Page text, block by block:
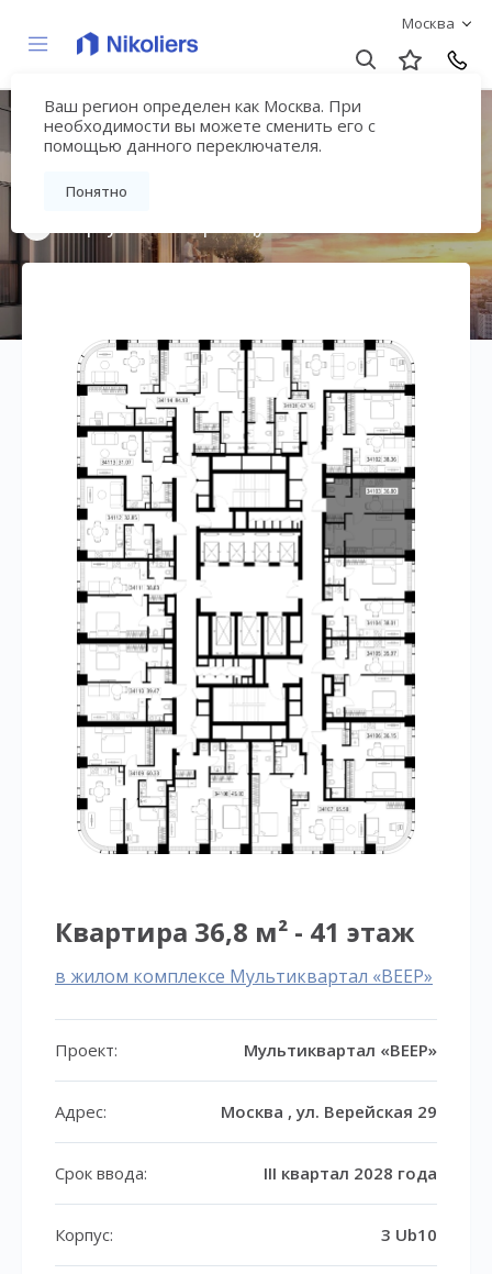
Москва
Ваш регион определен как Москва. При
необходимости вы можете сменить его с
помощью данного переключателя.
Понятно
Мультиквартал
«ВЕЕР»
Квартира 36,8 м² - 41 этаж
в жилом комплексе Мультиквартал «ВЕЕР»
Проект: Мультиквартал «ВЕЕР»
Адрес: Москва , ул. Верейская 29
Срок ввода: III квартал 2028 года
Корпус: 3 Ub10